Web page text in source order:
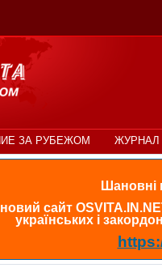
ЗА РУБЕЖОМ ЖУРНАЛ
Шановні
сайт
українських і